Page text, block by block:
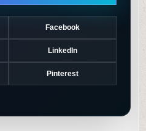
Facebook
LinkedIn
Pinterest